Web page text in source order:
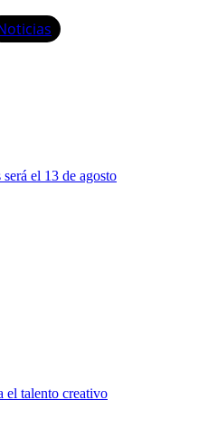
el 13 de agosto
el talento creativo